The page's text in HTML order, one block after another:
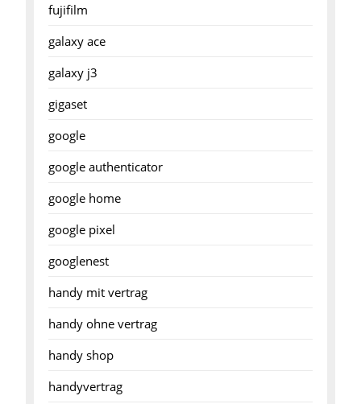
fujifilm
galaxy ace
galaxy j3
gigaset
google
google authenticator
google home
google pixel
googlenest
handy mit vertrag
handy ohne vertrag
handy shop
handyvertrag